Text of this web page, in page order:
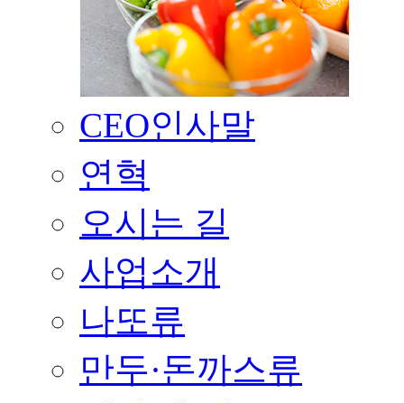
CEO인사말
연혁
오시는 길
사업소개
나또류
만두·돈까스류